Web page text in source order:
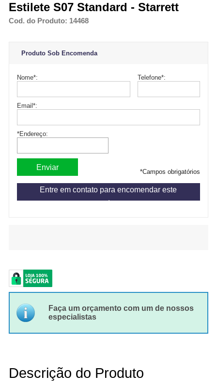
Estilete S07 Standard - Starrett
Cod. do Produto: 14468
Produto Sob Encomenda
Nome*: Telefone*:
Email *:
*Endereço:
*Campos obrigatórios
Entre em contato para encomendar este
Faça um orçamento com um de nossos
especialistas
Descrição do Produto